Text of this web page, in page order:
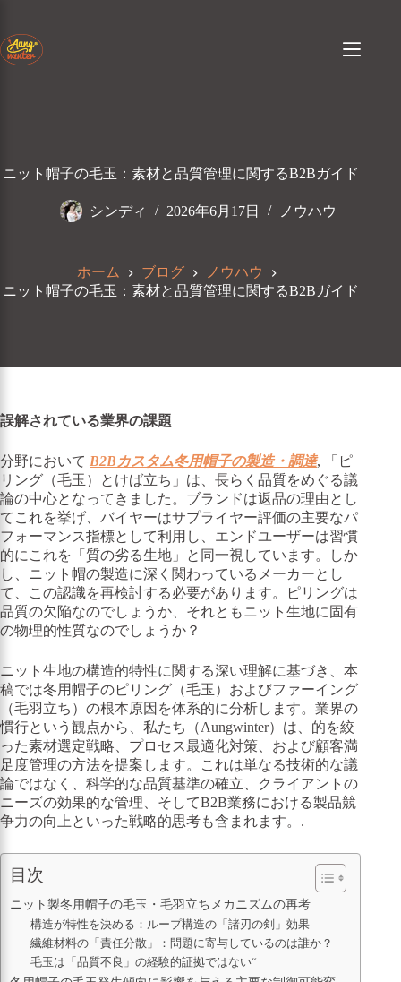
テ
ン
プ
ニット帽子の毛玉：素材と品質管理に関するB2Bガイド
シンディ 2026年6月17日 ノウハウ
ホーム ブログ
ノウハウ
ニット帽子の毛玉：素材と品質管理に関するB2Bガイド
誤解されている業界の課題
分野において B2Bカスタム冬用帽子の製造・調達, 「ピ
リング（毛玉）とけば立ち」は、長らく品質をめぐる議
論の中心となってきました。ブランドは返品の理由とし
てこれを挙げ、バイヤーはサプライヤー評価の主要なパ
フォーマンス指標として利用し、エンドユーザーは習慣
的にこれを「質の劣る生地」と同一視しています。しか
し、ニット帽の製造に深く関わっているメーカーとし
て、この認識を再検討する必要があります。ピリングは
品質の欠陥なのでしょうか、それともニット生地に固有
の物理的性質なのでしょうか？
ニット生地の構造的特性に関する深い理解に基づき、本
稿では冬用帽子のピリング（毛玉）およびファーイング
（毛羽立ち）の根本原因を体系的に分析します。業界の
慣行という観点から、私たち（Aungwinter）は、的を絞
った素材選定戦略、プロセス最適化対策、および顧客満
足度管理の方法を提案します。これは単なる技術的な議
論ではなく、科学的な品質基準の確立、クライアントの
ニーズの効果的な管理、そしてB2B業務における製品競
争力の向上といった戦略的思考も含まれます。.
目次
ニット製冬用帽子の毛玉・毛羽立ちメカニズムの再考
構造が特性を決める：ループ構造の「諸刃の剣」効果
繊維材料の「責任分散」：問題に寄与しているのは誰か？
毛玉は「品質不良」の経験的証拠ではない“